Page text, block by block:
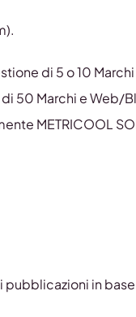
di 5 o 10
50 Marchi e Web/
METRICOOL
in